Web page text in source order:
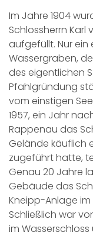
Im Jahre 1904
Schlossherrn
aufgefüllt. Nur ein
Wassergraben,
des eigentlichen
Pfahlgründung
vom einstigen
1957, ein Jahr
Rappenau das
Gelände käuflich
zugeführt hatte,
Genau 20 Jahre
Gebäude das
Kneipp-Anlage
Schließlich war
im